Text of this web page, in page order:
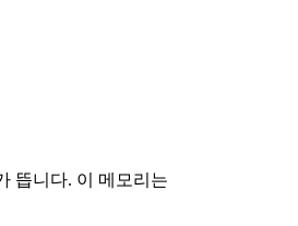
뜹니다. 이 메모리는